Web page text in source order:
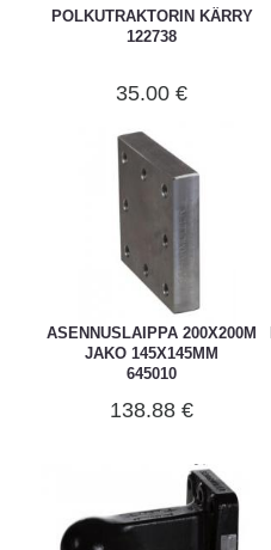
POLKUTRAKTORIN KÄRRY
122738
35.00 €
ASENNUSLAIPPA 200X200M
JAKO 145X145MM
645010
138.88 €